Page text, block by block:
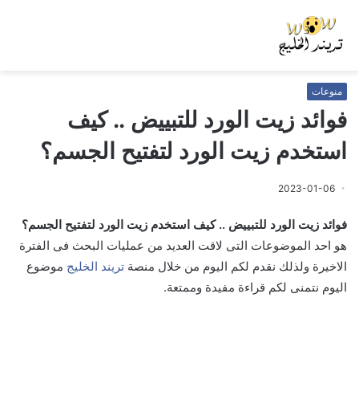
منوعات
فوائد زيت الورد للتبييض .. كيف
استخدم زيت الورد لتفتيح الجسم؟
2023-01-06
فوائد زيت الورد للتبييض .. كيف استخدم زيت الورد لتفتيح الجسم؟
هو احد الموضوعات التى لاقت العديد من عمليات البحث فى الفترة
الاخيرة ولذلك نقدم لكم اليوم من خلال منصة تريند الخليج موضوع
اليوم نتمنى لكم قراءة مفيدة وممتعة.